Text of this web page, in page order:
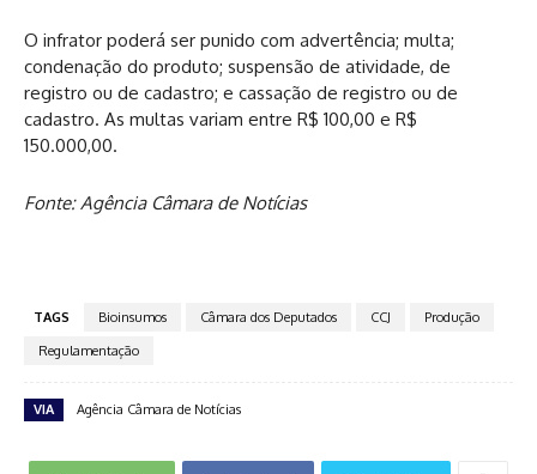
O infrator poderá ser punido com advertência; multa;
condenação do produto; suspensão de atividade, de
registro ou de cadastro; e cassação de registro ou de
cadastro. As multas variam entre R$ 100,00 e R$
150.000,00.
Fonte: Agência Câmara de Notícias
TAGS Bioinsumos Câmara dos Deputados CCJ
Produção
Regulamentação
VIA Agência Câmara de Notícias